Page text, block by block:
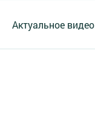
Актуальное видео